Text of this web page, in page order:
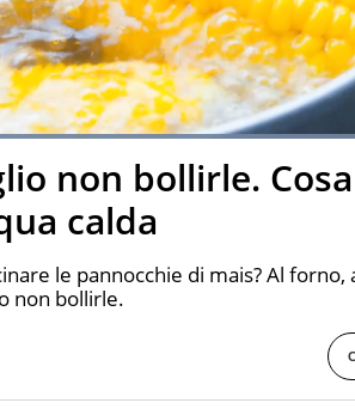
Loaded:100.00%
non bollirle. Cosa
calda
le pannocchie di mais? Al forno,
non bollirle.